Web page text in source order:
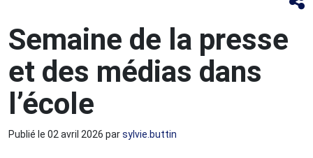
Semaine de la presse
et des médias dans
l’école
Publié le 02 avril 2026 parsylvie.buttin